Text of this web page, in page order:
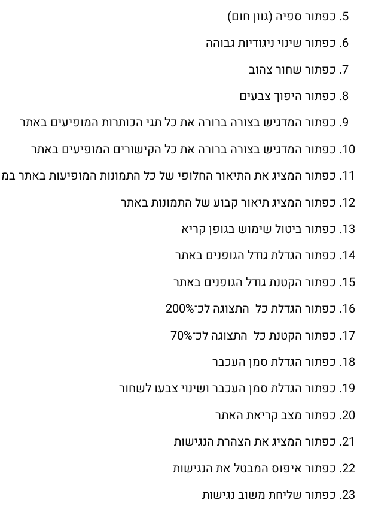
כפתור ספיה (גוון חום)
כפתור שינוי ניגודיות גבוהה
כפתור שחור צהוב
כפתור היפוך צבעים
כפתור המדגיש בצורה ברורה את כל תגי הכותרות המופיעים באתר
כפתור המדגיש בצורה ברורה את כל הקישורים המופיעים באתר
כפתור המציג את התיאור החלופי של כל התמונות המופיעות באתר
כפתור המציג תיאור קבוע של התמונות באתר
כפתור ביטול שימוש בגופן קריא
כפתור הגדלת גודל הגופנים באתר
כפתור הקטנת גודל הגופנים באתר
כפתור הגדלת כל התצוגה לכ־200%
כפתור הקטנת כל התצוגה לכ־70%
כפתור הגדלת סמן העכבר
כפתור הגדלת סמן העכבר ושינוי צבעו לשחור
כפתור מצב קריאת האתר
כפתור המציג את הצהרת הנגישות
כפתור איפוס המבטל את הנגישות
כפתור שליחת משוב נגישות